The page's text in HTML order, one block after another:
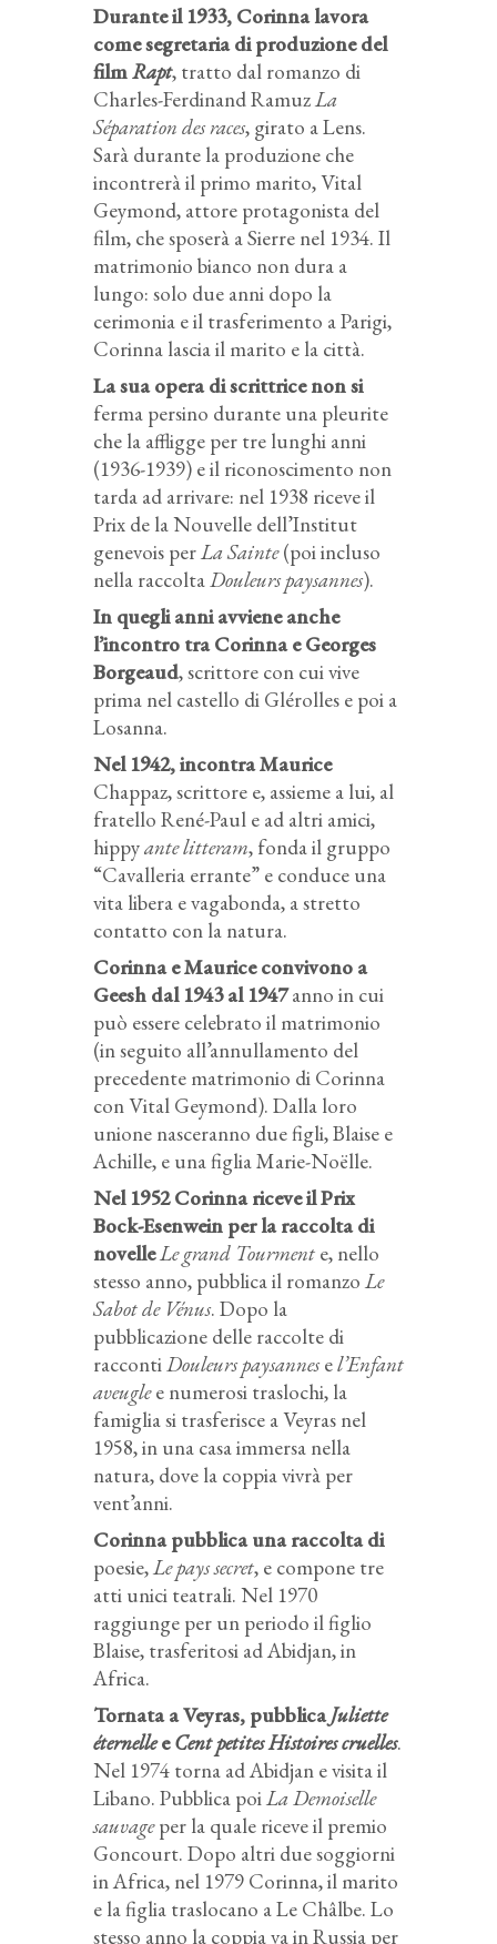
Durante il 1933, Corinna lavora
come segretaria di produzione del
filmRapt, tratto dal romanzo di
Charles-Ferdinand RamuzLa
Séparation des races, girato a Lens.
Sarà durante la produzione che
incontrerà il primo marito, Vital
Geymond, attore protagonista del
film, che sposerà a Sierre nel 1934. Il
matrimonio bianco non dura a
lungo: solo due anni dopo la
cerimonia e il trasferimento a Parigi,
Corinna lascia il marito e la città.
La sua opera di scrittrice non si
ferma persino durante una pleurite
che la affligge per tre lunghi anni
(1936-1939) e il riconoscimento non
tarda ad arrivare: nel 1938 riceve il
Prix de la Nouvelle dell’Institut
genevois perLa Sainte(poi incluso
nella raccoltaDouleurs paysannes).
In quegli anni avviene anche
l’incontro tra Corinna e Georges
Borgeaud, scrittore con cui vive
prima nel castello di Glérolles e poi a
Losanna.
Nel 1942, incontra Maurice
Chappaz, scrittore e, assieme a lui, al
fratello René-Paul e ad altri amici,
hippyante litteram, fonda il gruppo
“Cavalleria errante” e conduce una
vita libera e vagabonda, a stretto
contatto con la natura.
Corinna e Maurice convivono a
Geesh dal 1943 al 1947anno in cui
può essere celebrato il matrimonio
(in seguito all’annullamento del
precedente matrimonio di Corinna
con Vital Geymond). Dalla loro
unione nasceranno due figli, Blaise e
Achille, e una figlia Marie-Noëlle.
Nel 1952 Corinna riceve il Prix
Bock-Esenwein per la raccolta di
novelleLe grand Tourment e, nello
stesso anno, pubblica il romanzo Le
Sabot de Vénus. Dopo la
pubblicazione delle raccolte di
raccontiDouleurs paysannesel’Enfant
aveuglee numerosi traslochi, la
famiglia si trasferisce a Veyras nel
1958, in una casa immersa nella
natura, dove la coppia vivrà per
vent’anni.
Corinna pubblica una raccolta di
poesie,Le pays secret, e compone tre
atti unici teatrali. Nel 1970
raggiunge per un periodo il figlio
Blaise, trasferitosi ad Abidjan, in
Africa.
Tornata a Veyras, pubblicaJuliette
éternelleeCent petites Histoires cruelles.
Nel 1974 torna ad Abidjan e visita il
Libano. Pubblica poiLa Demoiselle
sauvageper la quale riceve il premio
Goncourt. Dopo altri due soggiorni
in Africa, nel 1979 Corinna, il marito
e la figlia traslocano a Le Châlbe. Lo
stesso anno la coppia va in Russia per